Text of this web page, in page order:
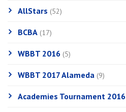
AllStars (52)
BCBA (17)
WBBT 2016 (5)
WBBT 2017 Alameda (9)
Academies Tournament 2016